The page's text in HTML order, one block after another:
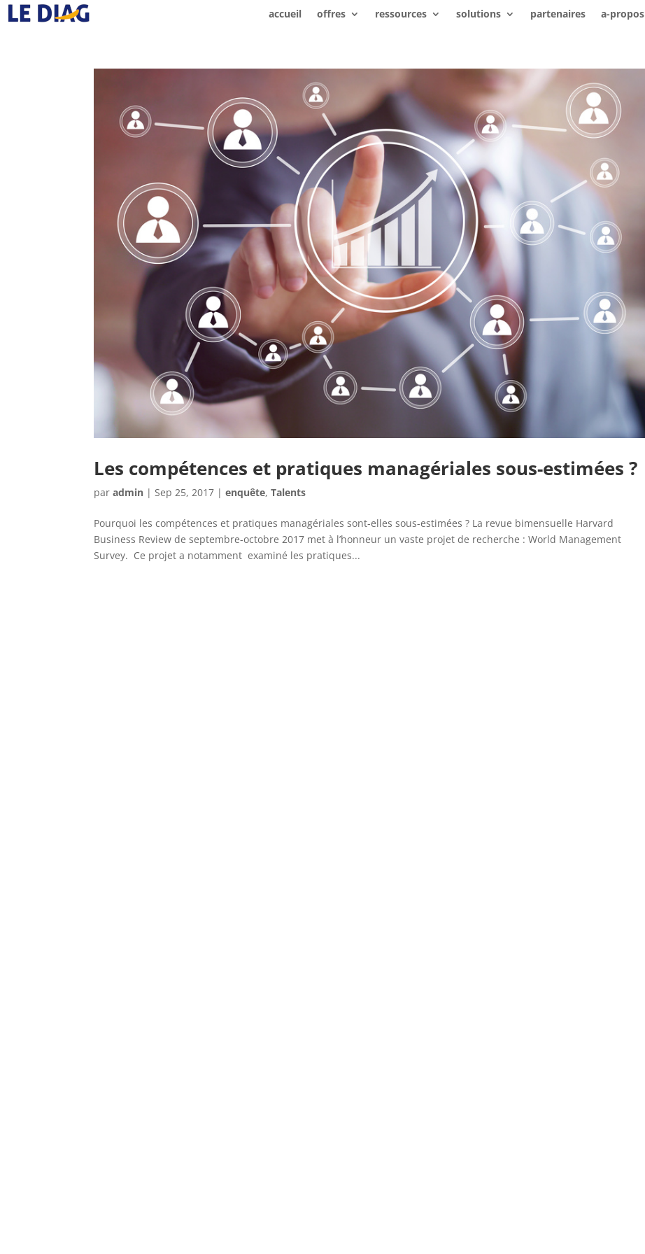
accueil offres ressources solutions partenaires a-propos
Les compétences et pratiques managériales sous-estimées ?
paradmin | Sep 25, 2017 |enquête,Talents
Pourquoi les compétences et pratiques managériales sont-elles sous-estimées ? La revue bimensuelle Harvard
Business Review de septembre-octobre 2017 met à l’honneur un vaste projet de recherche : World Management
Survey. Ce projet a notamment examiné les pratiques...